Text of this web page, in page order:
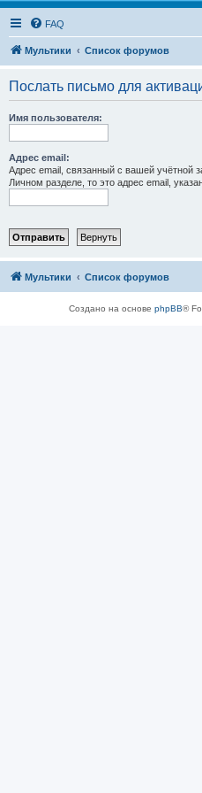
FAQ
Мультики Список форумов
Послать письмо для
Имя пользователя:
Адрес email:
Адрес email, связанный с вашей учётной
Личном разделе, то это адрес email,
Мультики Список форумов
Создано на основе phpBB®